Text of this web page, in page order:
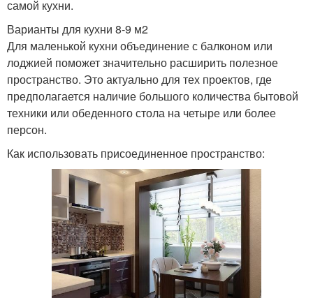
самой кухни.
Варианты для кухни 8-9 м2
Для маленькой кухни объединение с балконом или
лоджией поможет значительно расширить полезное
пространство. Это актуально для тех проектов, где
предполагается наличие большого количества бытовой
техники или обеденного стола на четыре или более
персон.
Как использовать присоединенное пространство: